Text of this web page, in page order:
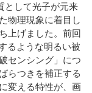
として光子が元来
物理現象に着目し
上げました。前回
るような明るい被
センシング」につ
らつきを補正する
変える特性が、画